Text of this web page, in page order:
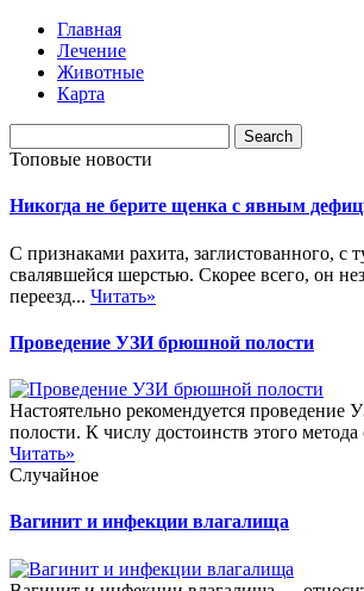
Главная
Лечение
Животные
Карта
Топовые новости
Никогда не берите щенка с явным
С признаками рахита, заглистованного, с
свалявшейся шерстью. Скорее всего, он
переезд... Читать»
Проведение УЗИ брюшной полости
Настоятельно рекомендуется
полости. К числу достоинств этого метода
Читать»
Случайное
Вагинит и инфекции влагалища